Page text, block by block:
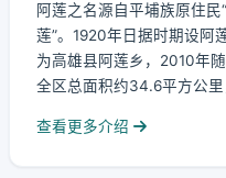
阿莲之名源自平埔族原住民
莲”。1920年日据时期设阿
为高雄县阿莲乡，2010年
全区总面积约34.6平方公
查看更多介绍